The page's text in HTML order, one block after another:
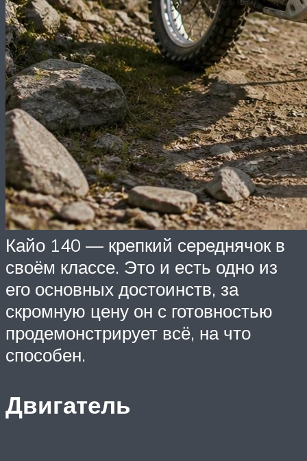
Кайо 140 — крепкий середнячок в
своём классе. Это и есть одно из
его основных достоинств, за
скромную цену он с готовностью
продемонстрирует всё, на что
способен.
Двигатель